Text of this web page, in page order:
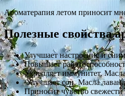
Ароматерапия летом приносит
Полезные свойства
Улучшает настроение и
Повышает
Укрепляет иммунитет.
Улучшает сон. Масла
Приносит чувство